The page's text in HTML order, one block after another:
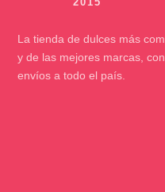
La tienda de dulces más
y de las mejores marcas,
envíos a todo el país.